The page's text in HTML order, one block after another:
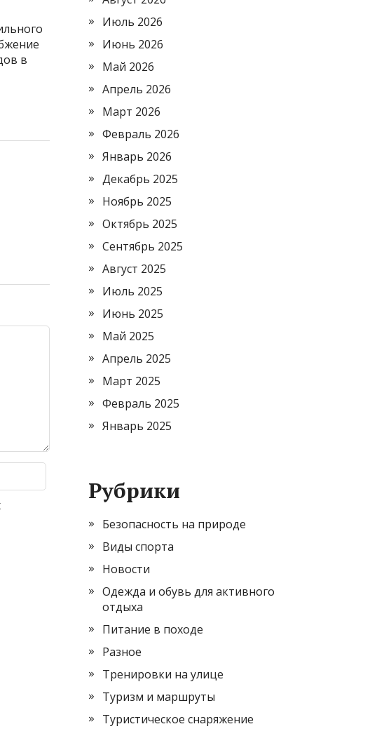
в
Июль 2026
Июнь 2026
Май 2026
Апрель 2026
Март 2026
Февраль 2026
Январь 2026
Декабрь 2025
Ноябрь 2025
Октябрь 2025
Сентябрь 2025
Август 2025
Июль 2025
Июнь 2025
Май 2025
Апрель 2025
Март 2025
Февраль 2025
Январь 2025
Рубрики
Безопасность на природе
Виды спорта
Новости
Одежда и обувь для активного
отдыха
Питание в походе
Разное
Тренировки на улице
Туризм и маршруты
Туристическое снаряжение